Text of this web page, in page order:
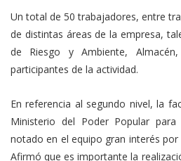
Un total de 50 trabajadores, entre
de distintas áreas de la empresa,
de Riesgo y Ambiente,
participantes de la actividad.
En referencia al segundo nivel, la
Ministerio del Poder Popular
notado en el equipo gran interés
Afirmó que es importante la